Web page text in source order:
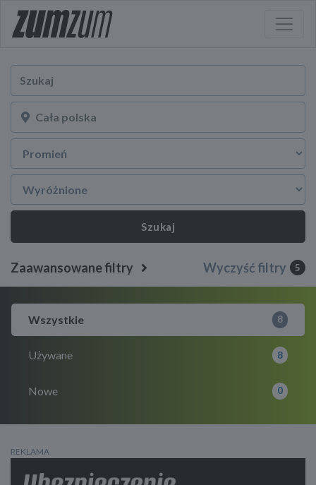
Szukaj
Zaawansowane filtry Wyczyść filtry 5
Wszystkie 8
Używane 8
Nowe 0
REKLAMA